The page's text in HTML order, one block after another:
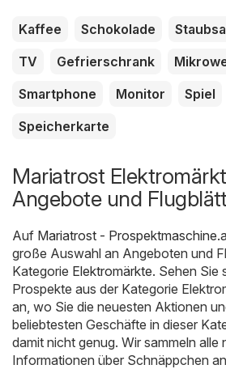
Kaffee Schokolade
TV
Gefrierschrank
Smartphone
Monitor Spiel
Speicherkarte
Mariatrost
Angebote und
Auf Mariatrost -
große Auswahl an Angeboten und
Kategorie Elektromärkte. Sehen Sie
Prospekte aus der Kategorie
an, wo Sie die neuesten Aktionen
beliebtesten Geschäfte in dieser
damit nicht genug. Wir sammeln alle
Informationen über Schnäppchen